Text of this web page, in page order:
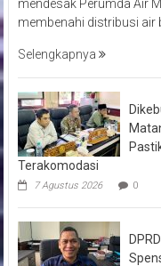
mendesak Perumda Air
membenahi distribusi air
Selengkapnya
Terakomodasi
7 Agustus 2026 0